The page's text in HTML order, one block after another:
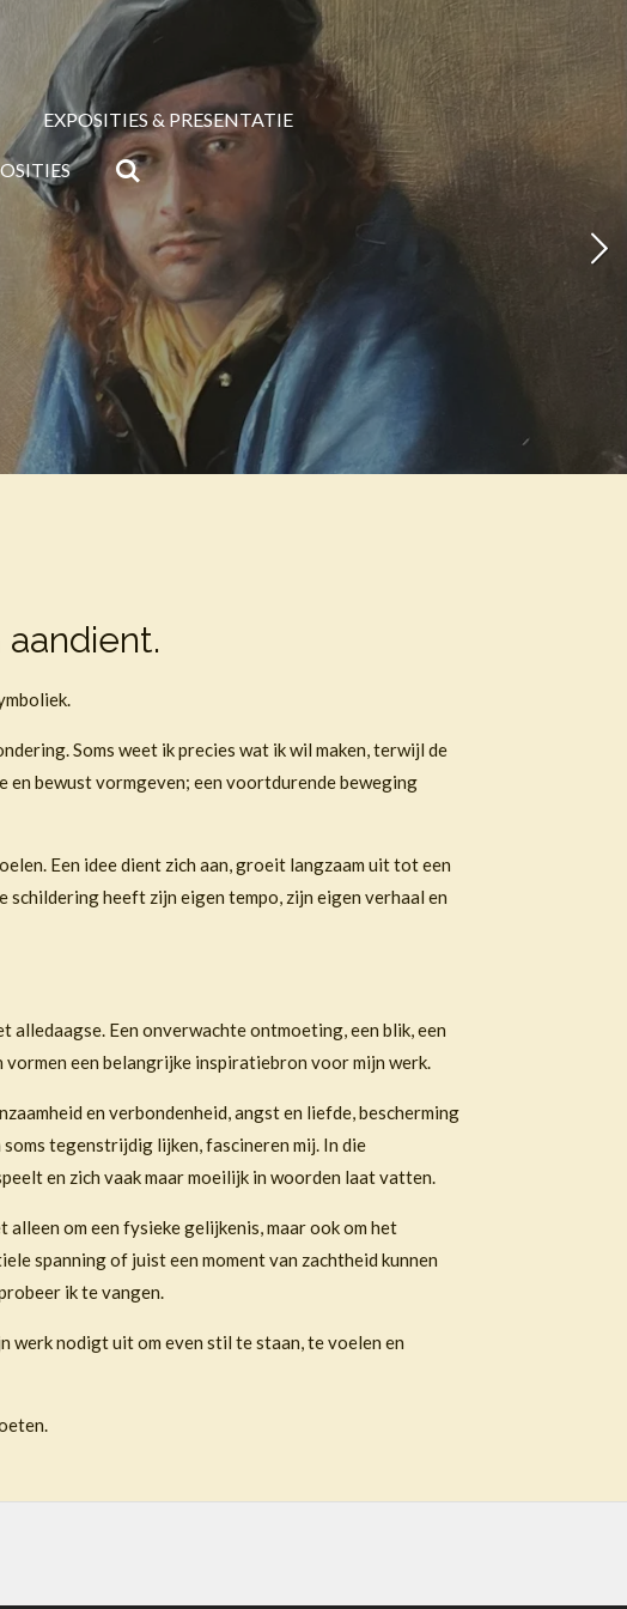
EXPOSITIES & PRESENTATIE
Soms weet ik precies wat ik wil maken, terwijl de
en bewust vormgeven; een voortdurende beweging
Een idee dient zich aan, groeit langzaam uit tot een
heeft zijn eigen tempo, zijn eigen verhaal en
alledaagse. Een onverwachte ontmoeting, een blik, een
een belangrijke inspiratiebron voor mijn werk.
en verbondenheid, angst en liefde, bescherming
tegenstrijdig lijken, fascineren mij. In die
en zich vaak maar moeilijk in woorden laat vatten.
om een fysieke gelijkenis, maar ook om het
spanning of juist een moment van zachtheid kunnen
ik te vangen.
werk nodigt uit om even stil te staan, te voelen en